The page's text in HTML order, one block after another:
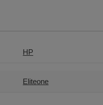
HP
Eliteone